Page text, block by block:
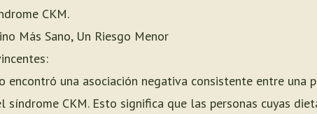
CKM.
Más Sano, Un Riesgo Menor
encontró una asociación negativa consistente entre una
CKM. Esto significa que las personas cuyas